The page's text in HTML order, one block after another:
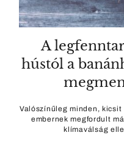
A
hústól a
Valószínűleg minden,
embernek megfordult
klímaválság